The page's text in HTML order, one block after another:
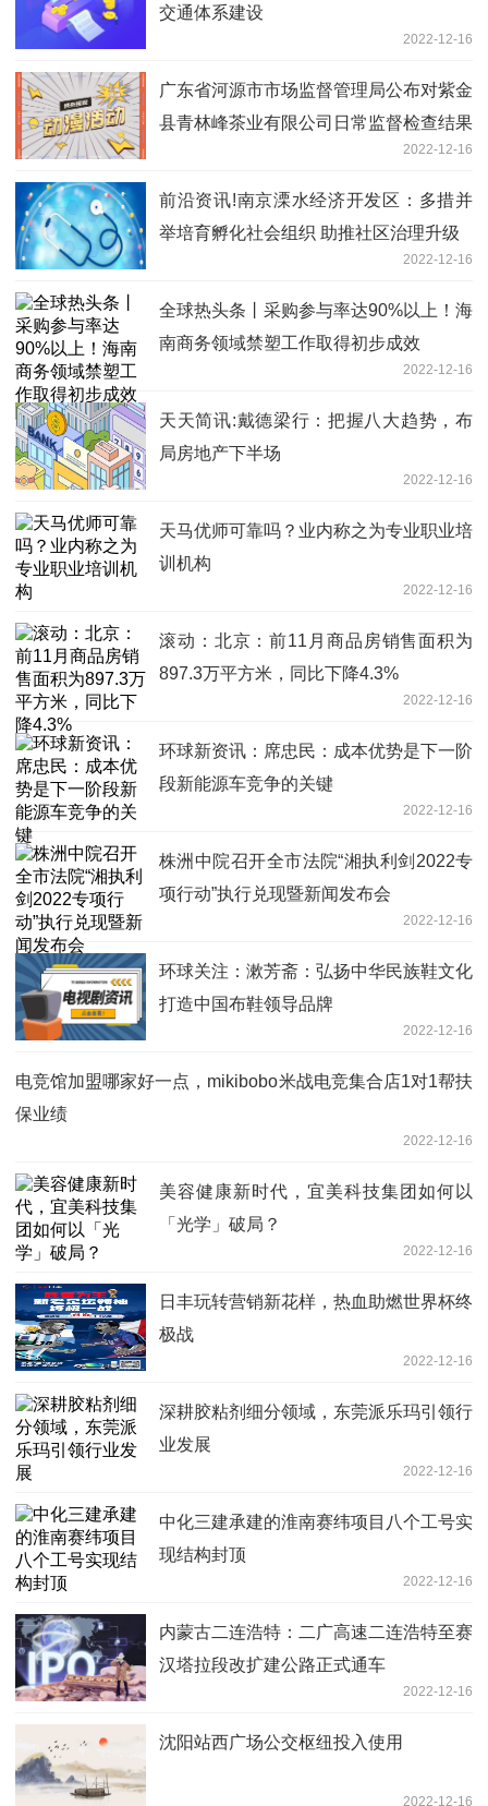
交通体系建设
2022-12-16
广东省河源市市场监督管理局公布对紫金
县青林峰茶业有限公司日常监督检查结果
2022-12-16
前沿资讯!南京溧水经济开发区：多措并
举培育孵化社会组织 助推社区治理升级
2022-12-16
全球热头条丨采购参与率达90%以上！海
南商务领域禁塑工作取得初步成效
2022-12-16
天天简讯:戴德梁行：把握八大趋势，布
局房地产下半场
2022-12-16
天马优师可靠吗？业内称之为专业职业培
训机构
2022-12-16
滚动：北京：前11月商品房销售面积为
897.3万平方米，同比下降4.3%
2022-12-16
环球新资讯：席忠民：成本优势是下一阶
段新能源车竞争的关键
2022-12-16
株洲中院召开全市法院“湘执利剑2022专
项行动”执行兑现暨新闻发布会
2022-12-16
环球关注：漱芳斋：弘扬中华民族鞋文化
打造中国布鞋领导品牌
2022-12-16
电竞馆加盟哪家好一点，mikibobo米战电竞集合店1对1帮扶
保业绩
2022-12-16
美容健康新时代，宜美科技集团如何以
「光学」破局？
2022-12-16
日丰玩转营销新花样，热血助燃世界杯终
极战
2022-12-16
深耕胶粘剂细分领域，东莞派乐玛引领行
业发展
2022-12-16
中化三建承建的淮南赛纬项目八个工号实
现结构封顶
2022-12-16
内蒙古二连浩特：二广高速二连浩特至赛
汉塔拉段改扩建公路正式通车
2022-12-16
沈阳站西广场公交枢纽投入使用
2022-12-16